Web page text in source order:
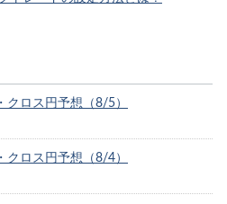
クロス円予想（8/5）
クロス円予想（8/4）